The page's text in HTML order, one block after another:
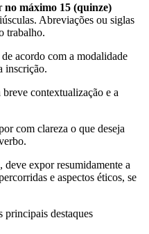
no máximo 15 (quinze)
Abreviações ou siglas
trabalho.
acordo com a modalidade
inscrição.
contextualização e a
com clareza o que deseja
expor resumidamente a
e aspectos éticos, se
principais destaques